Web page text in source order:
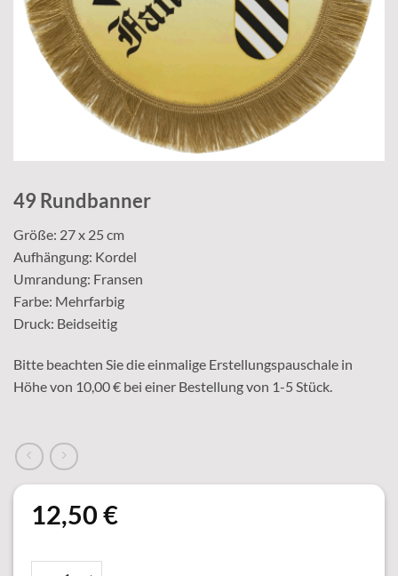
49 Rundbanner
Größe: 27 x 25 cm
Aufhängung: Kordel
Umrandung: Fransen
Farbe: Mehrfarbig
Druck: Beidseitig
Bitte beachten Sie die einmalige Erstellungspauschale in
Höhe von 10,00 € bei einer Bestellung von 1-5 Stück.
12,50 €